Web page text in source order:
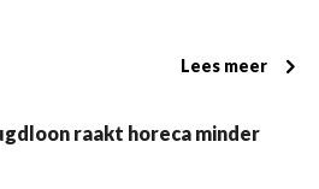
Lees meer
raakt horeca minder